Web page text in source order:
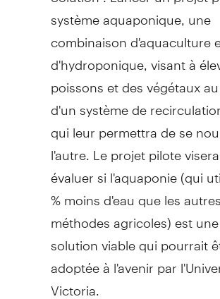
système aquaponique, une
combinaison d'aquaculture
d'hydroponique, visant à
poissons et des végétaux
d'un système de
qui leur permettra de se
l'autre. Le projet pilote
évaluer si l'aquaponie (qui
% moins d'eau que les autres
méthodes agricoles) est une
solution viable qui pourrait
adoptée à l'avenir par
Victoria.